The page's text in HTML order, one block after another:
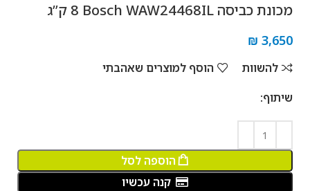
מכונת כביסה Bosch WAW24468IL ‏8 ‏ק”ג
₪ 3,650
להשוות
הוסף למוצרים שאהבתי
שיתוף:
הוספה לסל
קנה עכשיו